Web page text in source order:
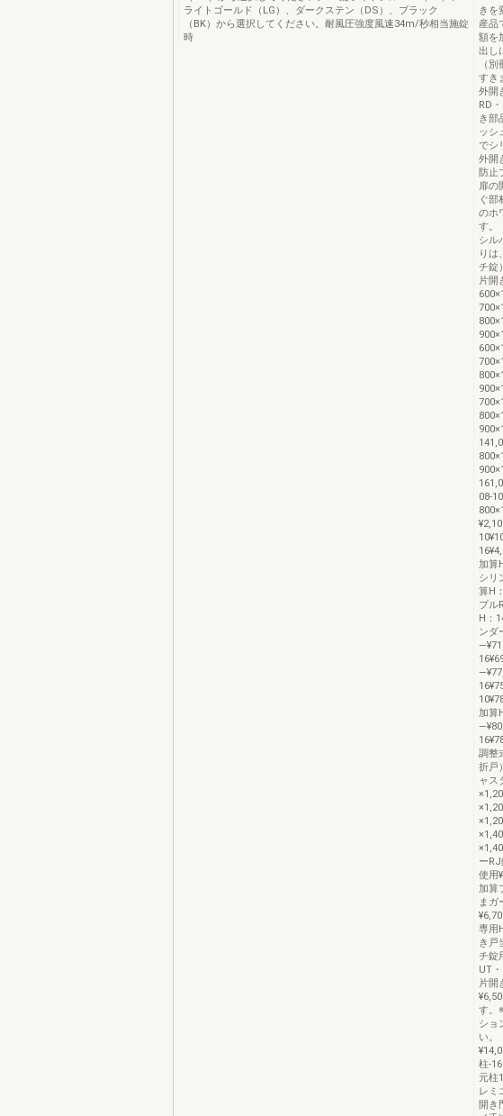
ライトゴールド（LG）、ダークステン（DS）、ブラック
（BK）から選択してください。耐風圧強度風速34m/秒相当施錠
時
きを
産品
額を
出し
（
すき
外開
RD
き部
ッシ
でシ
外開
防止
扉の
ぐ部
のホ
す。
シル
りは
チ錠
片開
08-
加算
シリ
算H
プル
H：
ンダ
加算
調整
折戸
ャス
ー
使用
加算
まガ
専用
き戸
チ錠
UT
片開
す。
ショ
い。
柱-
元柱
レミ
開き